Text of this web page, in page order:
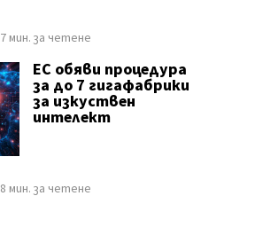
7 мин. за четене
ЕС обяви процедура
за до 7 гигафабрики
за изкуствен
интелект
8 мин. за четене